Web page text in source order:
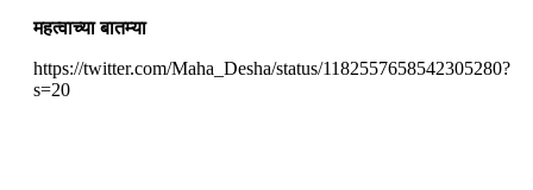
महत्वाच्या बातम्या
https://twitter.com/Maha_Desha/status/1182557658542305280?
s=20